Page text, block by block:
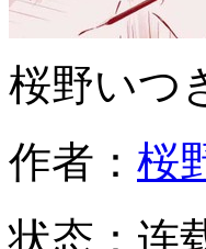
桜野いつ
作者： 桜
状态： 连